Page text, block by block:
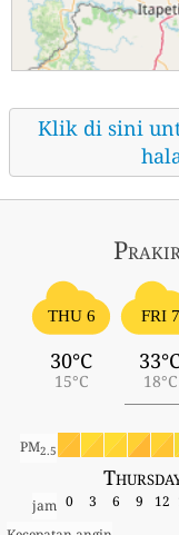
Klik di sini
THU 6
30°C
15°C
FRI 7
18°C
PM2.5
jam 0 3 6 9 12